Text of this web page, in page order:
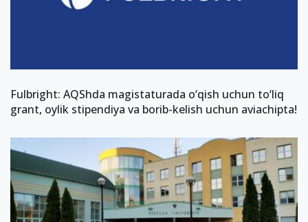
Fulbright: AQShda magistaturada o‘qish uchun to‘liq
grant, oylik stipendiya va borib-kelish uchun aviachipta!